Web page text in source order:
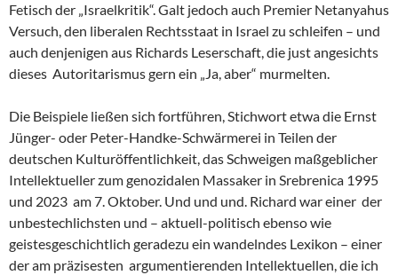
Fetisch der „Israelkritik“. Galt jedoch auch Premier Netanyahus
Versuch, den liberalen Rechtsstaat in Israel zu schleifen – und
auch denjenigen aus Richards Leserschaft, die just angesichts
dieses Autoritarismus gern ein „Ja, aber“ murmelten.
Die Beispiele ließen sich fortführen, Stichwort etwa die Ernst
Jünger- oder Peter-Handke-Schwärmerei in Teilen der
deutschen Kulturöffentlichkeit, das Schweigen maßgeblicher
Intellektueller zum genozidalen Massaker in Srebrenica 1995
und 2023 am 7. Oktober. Und und und. Richard war einer der
unbestechlichsten und – aktuell-politisch ebenso wie
geistesgeschichtlich geradezu ein wandelndes Lexikon – einer
der am präzisesten argumentierenden Intellektuellen, die ich